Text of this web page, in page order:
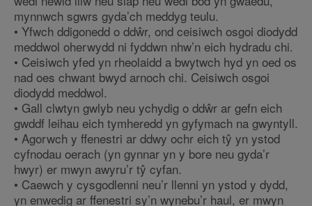
mynnwch sgwrs gyda’ch meddyg teulu.
• Yfwch ddigonedd o ddŵr, ond ceisiwch osgoi diodydd
meddwol oherwydd ni fyddwn nhw’n eich hydradu chi.
• Ceisiwch yfed yn rheolaidd a bwytwch hyd yn oed os
nad oes chwant bwyd arnoch chi. Ceisiwch osgoi
diodydd meddwol.
• Gall clwtyn gwlyb neu ychydig o ddŵr ar gefn eich
gwddf leihau eich tymheredd yn gyfymach na gwyntyll.
• Agorwch y ffenestri ar ddwy ochr eich tŷ yn ystod
cyfnodau oerach (yn gynnar yn y bore neu gyda’r
hwyr) er mwyn awyru’r tŷ cyfan.
• Caewch y cysgodlenni neu’r llenni yn ystod y dydd,
yn enwedig ar ffenestri sy’n wynebu’r haul, er mwyn